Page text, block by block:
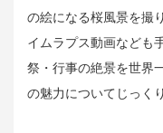
の絵になる桜風景を撮
イムラプス動画なども
祭・行事の絶景を世界
の魅力についてじっく